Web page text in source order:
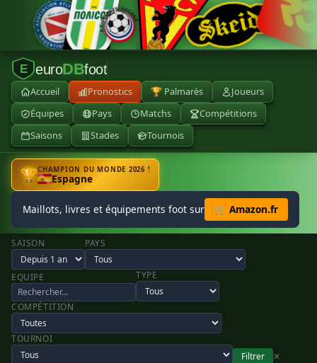
E euroDBfoot
Accueil Pronostics 🏆 Palmarès
Joueurs
Équipes
Pays Matchs
Compétitions
Saisons
Stades Tournois
🏆CHAMPION DU MONDE 2026 !
Espagne
Maillots, livres et équipements foot sur 🛒 Amazon.fr
SAISON PAYS
EQUIPE TYPE
COMPÉTITION
TOURNOI
Filtrer
✕